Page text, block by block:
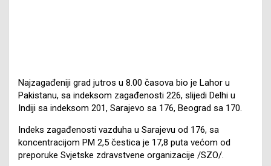
Najzagađeniji grad jutros u 8.00 časova bio je Lahor u
Pakistanu, sa indeksom zagađenosti 226, slijedi Delhi u
Indiji sa indeksom 201, Sarajevo sa 176, Beograd sa 170.
Indeks zagađenosti vazduha u Sarajevu od 176, sa
koncentracijom PM 2,5 čestica je 17,8 puta većom od
preporuke Svjetske zdravstvene organizacije /SZO/.